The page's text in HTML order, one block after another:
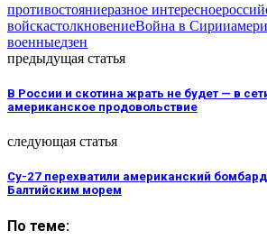
противостояниеразное интересное
войскастолкновениеВойна в Сирии
военныедзен
предыдущая статья
В России и скотина жрать не будет — в
американское продовольствие
следующая статья
Су-27 перехватили американский
Балтийским морем
По теме: